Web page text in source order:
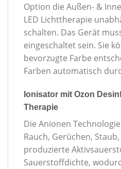
Option die Außen- &
LED Lichttherapie
schalten. Das Gerät
eingeschaltet sein. Sie
bevorzugte Farbe
Farben automatisch
Ionisator mit Ozon
Therapie
Die Anionen
Rauch, Gerüchen,
produzierte
Sauerstoffdichte,